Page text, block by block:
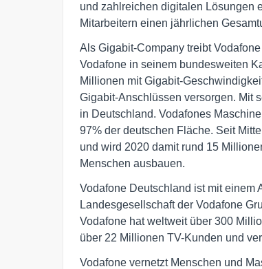
und zahlreichen digitalen Lösungen
Mitarbeitern einen jährlichen
Als Gigabit-Company treibt
Vodafone in seinem bundesweiten
Millionen mit Gigabit-
Gigabit-Anschlüssen versorgen. Mit
in Deutschland. Vodafones
97% der deutschen Fläche. Seit
und wird 2020 damit rund 15
Menschen ausbauen.
Vodafone Deutschland ist mit einem
Landesgesellschaft der Vodafone
Vodafone hat weltweit über 300
über 22 Millionen TV-Kunden und
Vodafone vernetzt Menschen und